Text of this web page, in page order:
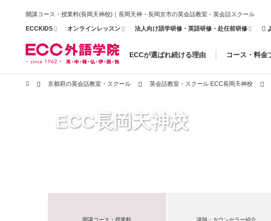
開講コース・授業料(長岡天神校)｜長岡天神・長岡京市の英会話教室・英会話スクール
ECCKIDS オンラインレッスン 法人向け語学研修・英語研修・赴任前研修
ECCが選ばれ続ける理由 コース・料金
京都府の英会話教室・スクール 英会話教室・スクール ECC長岡天神校
ECC長岡天神校
開講コース・授業料 講師・カウンセラー紹介